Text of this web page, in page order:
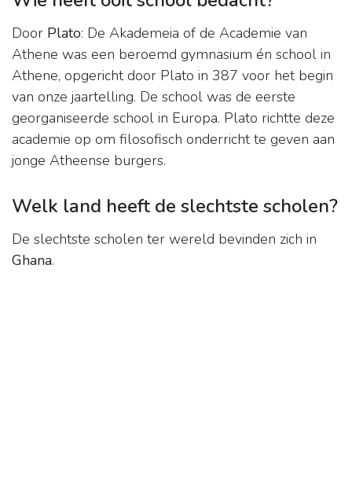
Door Plato: De Akademeia of de Academie van
Athene was een beroemd gymnasium én school in
Athene, opgericht door Plato in 387 voor het begin
van onze jaartelling. De school was de eerste
georganiseerde school in Europa. Plato richtte deze
academie op om filosofisch onderricht te geven aan
jonge Atheense burgers.
Welk land heeft de slechtste scholen?
De slechtste scholen ter wereld bevinden zich in
Ghana.